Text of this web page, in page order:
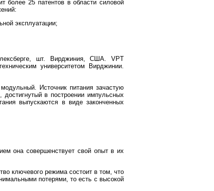
более 25 патентов в области силовой
эксплуатации;
шт. Вирджиния, США. VPT
университетом Вирджинии.
Источник питания зачастую
в построении импульсных
выпускаются в виде законченных
она совершенствует свой опыт в их
ключевого режима состоит в том, что
потерями, то есть с высокой